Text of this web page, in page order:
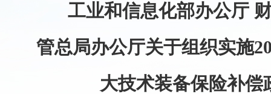
工业和信息化部办公厅
管总局办公厅关于组织实施
大技术装备保险补偿